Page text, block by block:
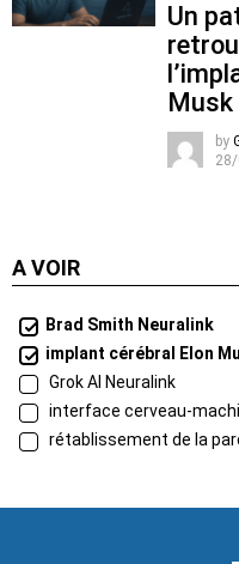
Un
Musk
by
A VOIR
Brad Smith Neuralink
implant cérébral Elon
Grok AI Neuralink
interface cerveau-
rétablissement de la